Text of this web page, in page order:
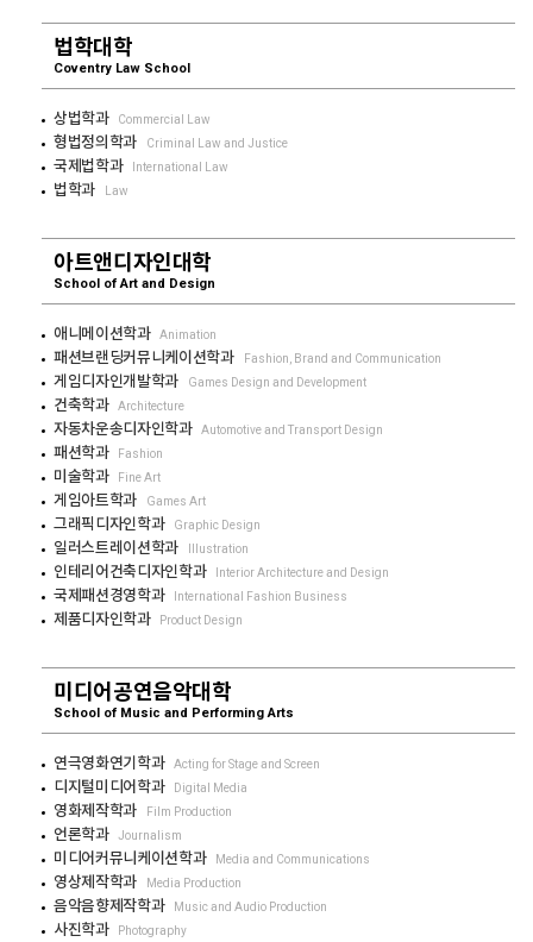
법학대학
Coventry Law School
상법학과 Commercial Law
형법정의학과 Criminal Law and Justice
국제법학과 International Law
법학과 Law
아트앤디자인대학
School of Art and Design
애니메이션학과 Animation
패션브랜딩커뮤니케이션학과 Fashion, Brand and Communication
게임디자인개발학과 Games Design and Development
건축학과 Architecture
자동차운송디자인학과 Automotive and Transport Design
패션학과 Fashion
미술학과 Fine Art
게임아트학과 Games Art
그래픽디자인학과 Graphic Design
일러스트레이션학과 Illustration
인테리어건축디자인학과 Interior Architecture and Design
국제패션경영학과 International Fashion Business
제품디자인학과 Product Design
미디어공연음악대학
School of Music and Performing Arts
연극영화연기학과 Acting for Stage and Screen
디지털미디어학과 Digital Media
영화제작학과 Film Production
언론학과 Journalism
미디어커뮤니케이션학과 Media and Communications
영상제작학과 Media Production
음악음향제작학과 Music and Audio Production
사진학과 Photography